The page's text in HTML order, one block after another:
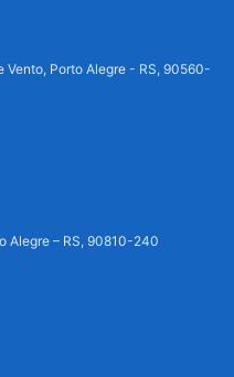
Vento, Porto Alegre - RS, 90560-
Alegre – RS, 90810-240